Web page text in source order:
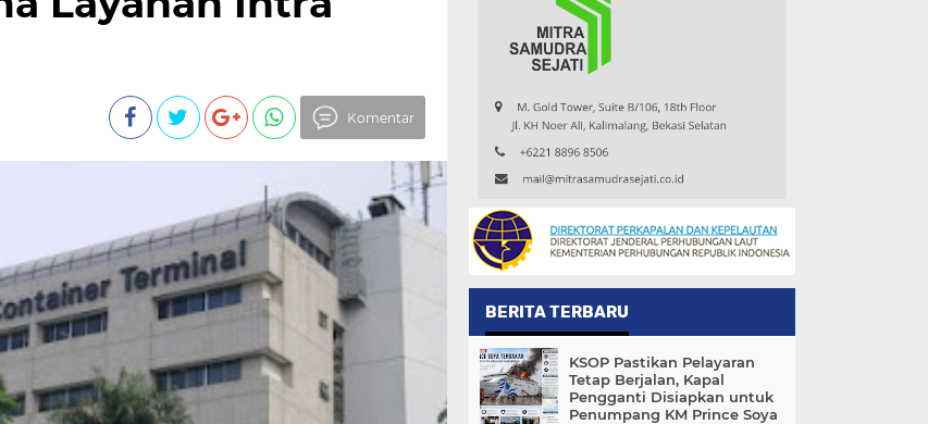
Komentar
BERITA TERBARU
KSOP Pastikan Pelayaran
Tetap Berjalan, Kapal
Pengganti Disiapkan untuk
Penumpang KM Prince Soya